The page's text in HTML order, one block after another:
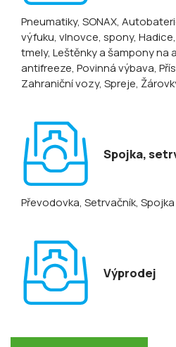
Pneumatiky, SONAX,
výfuku, vlnovce, spony, Hadice
tmely, Leštěnky a šampony na
antifreeze, Povinná výbava,
Zahraniční vozy, Spreje,
Spojka,
Převodovka, Setrvačník, Spojka
Výprodej